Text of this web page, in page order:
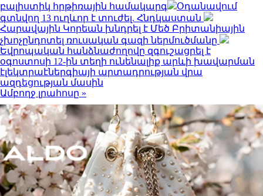
բալիստիկ հրթիռային համակարգ
Օդանավում
գտնվող 13 ուղևոր է տուժել. Հնդկաստան
Հարավային Կորեան խնդրել է Մեծ Բրիտանիային
չխոչընդոտել ռուսական գազի ներմուծմանը
Եվրոպական հանձնաժողովը զգուշացրել է
օգոստոսի 12-ին տեղի ունենալիք արևի խավարման
էլեկտրաէներգիայի արտադրության վրա
ազդեցության մասին
Ամբողջ լրահոսը »